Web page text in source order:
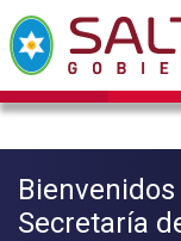
Secretaría